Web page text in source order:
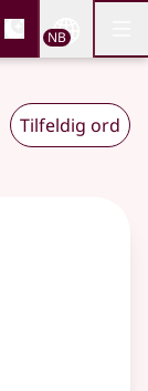
og
NB
Tilfeldig ord